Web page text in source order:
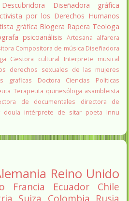
Descubridora
Diseñadora gráfica
por los Derechos Humanos
gráfica Blogera Rapera Teologa
psicoanálisis Artesana alfarera
Compositora de música Diseñadora
Gestora cultural
Interprete musical
derechos sexuales de las mujeres
graficas
Doctora Ciencias Políticas
Terapeuta quinesóloga asambleista
de documentales
directora de
doula intérprete de sitar poeta Innu
Reino Unido
Francia Ecuador
Chile